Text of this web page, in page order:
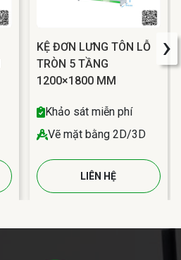
KỆ ĐƠN LƯNG TÔN LỖ
TRÒN 5 TẦNG
1200×1800 MM
Khảo sát miễn phí
Vẽ mặt bằng 2D/3D
LIÊN HỆ
›